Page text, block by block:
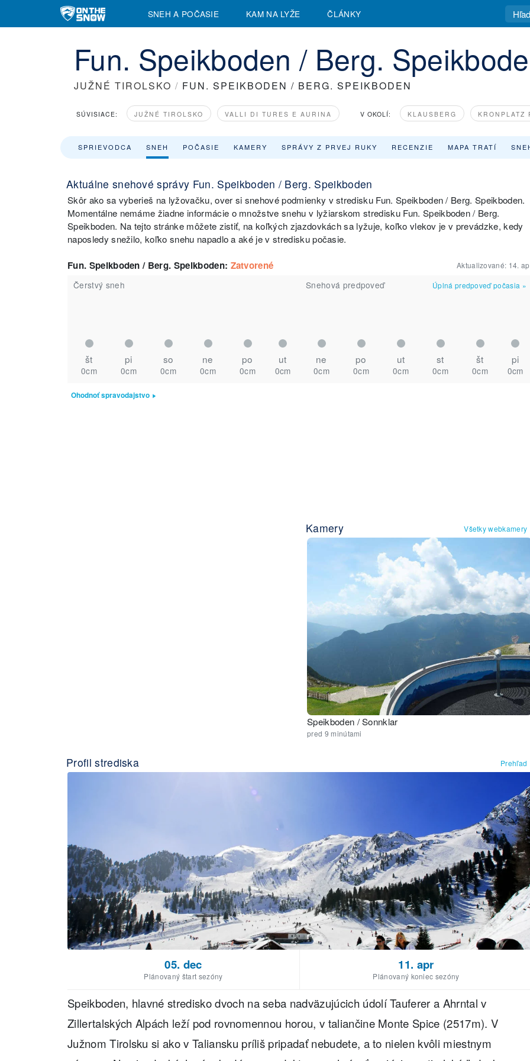
SNEH A POČASIE KAM NA LYŽE ČLÁNKY
Fun. Speikboden / Berg.
JUŽNÉ TIROLSKO / FUN. SPEIKBODEN / BERG. SPEIKBODEN
SÚVISIACE: JUŽNÉ TIROLSKO VALLI DI TURES E AURINA V OKOLÍ: KLAUSBERG KRONPLATZ
SPRIEVODCA SNEH POČASIE KAMERY SPRÁVY Z PRVEJ RUKY RECENZIE MAPA TRATÍ
Aktuálne snehové správy Fun. Speikboden / Berg. Speikboden
Skôr ako sa vyberieš na lyžovačku, over si snehové podmienky v stredisku Fun. Speikboden / Berg. Speikboden.
Momentálne nemáme žiadne informácie o množstve snehu v lyžiarskom stredisku Fun. Speikboden / Berg.
Speikboden. Na tejto stránke môžete zistiť, na koľkých zjazdovkách sa lyžuje, koľko vlekov je v prevádzke, kedy
naposledy snežilo, koľko snehu napadlo a aké je v stredisku počasie.
Fun. Speikboden / Berg. Speikboden: Zatvorené Aktualizované: 14.
Čerstvý sneh
št pi so ne po ut
0cm 0cm 0cm 0cm 0cm 0cm
Snehová predpoveď Úplná predpoveď počasia »
ne po ut st št pi
0cm 0cm 0cm 0cm 0cm 0cm
Ohodnoť spravodajstvo
Kamery Všetky webkamery
Speikboden / Sonnklar
pred 9 minútami
Profil strediska Prehľad
05. dec
Plánovaný štart sezóny
11. apr
Plánovaný koniec sezóny
Speikboden, hlavné stredisko dvoch na seba nadväzujúcich údolí Tauferer a Ahrntal v
Zillertalských Alpách leží pod rovnomennou horou, v taliančine Monte Spice (2517m). V
Južnom Tirolsku si ako v Taliansku príliš pripadať nebudete, a to nielen kvôli miestnym